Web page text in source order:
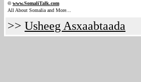
©www.SomaliTalk.com
All About Somalia and More.. .
>> Usheeg Asxaabtaada